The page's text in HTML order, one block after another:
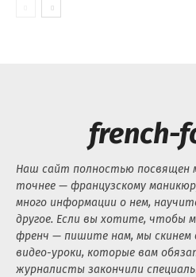
french-
Наш сайт полностью посвящен
точнее — французскому
много информации о нем,
другое. Если вы хотите, чтобы
френч — пишите нам, мы скинем
видео-уроки, которые вам
журналисты закончили